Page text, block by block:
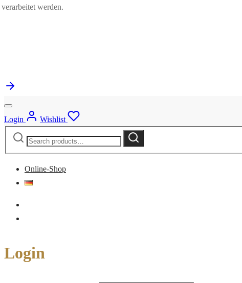
verarbeitet werden.
Login
Wishlist
Search
Search
Online-Shop
Login